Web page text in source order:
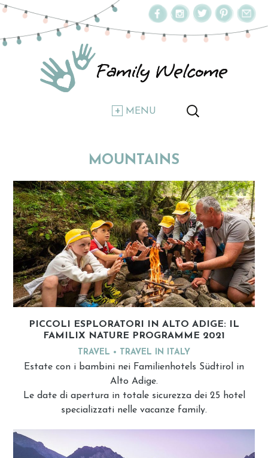
MENU
MOUNTAINS
PICCOLI ESPLORATORI IN ALTO ADIGE: IL
FAMILIX NATURE PROGRAMME 2021
TRAVEL TRAVEL IN ITALY
Estate con i bambini nei Familienhotels Südtirol in
Alto Adige.
Le date di apertura in totale sicurezza dei 25 hotel
specializzati nelle vacanze family.